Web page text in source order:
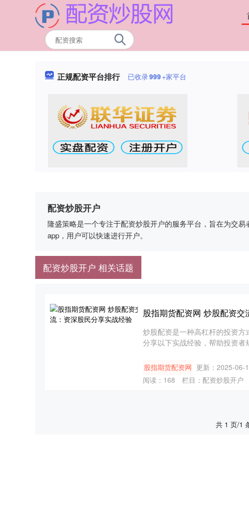
正规配资平台排行 已收录999+家平台
配资炒股开户
隆盛策略是一个专注于配资炒股开户的服务平台，旨在为交
app，用户可以快速进行开户。
配资炒股开户 相关话题
股指期货配资网 炒股配资
炒股配资是一种高杠杆的投资
分享以下实战经验，帮助投资
股指期货配资网 更新：2025-06-
阅读： 168 栏目： 配资炒股开户
共 1 页/1